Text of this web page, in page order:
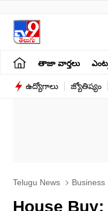
తాజా వార్తలు
ఉద్యోగాలు జ్యోతిష్యం
Telugu News Business
House